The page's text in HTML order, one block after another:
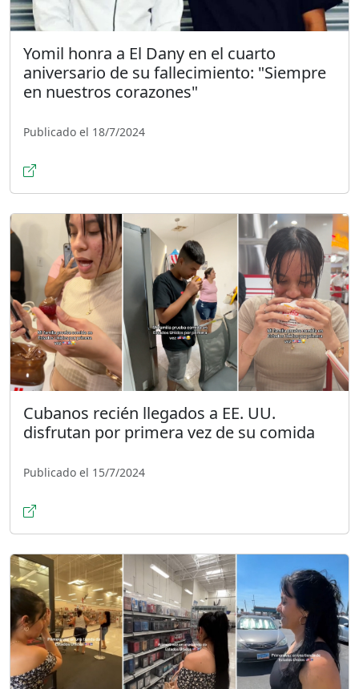
Yomil honra a El Dany en el cuarto
aniversario de su fallecimiento: "Siempre
en nuestros corazones"
Publicado el 18/7/2024
Cubanos recién llegados a EE. UU.
disfrutan por primera vez de su comida
Publicado el 15/7/2024